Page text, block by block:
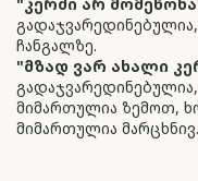
ჩანგალზე.
"მზად ვარ ახალი
მიმართულია ზემოთ,
მიმართულია მარცხნივ.